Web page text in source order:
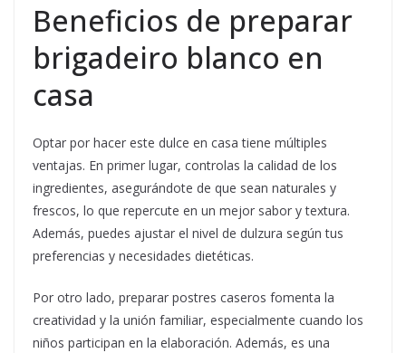
Beneficios de preparar
brigadeiro blanco en
casa
Optar por hacer este dulce en casa tiene múltiples
ventajas. En primer lugar, controlas la calidad de los
ingredientes, asegurándote de que sean naturales y
frescos, lo que repercute en un mejor sabor y textura.
Además, puedes ajustar el nivel de dulzura según tus
preferencias y necesidades dietéticas.
Por otro lado, preparar postres caseros fomenta la
creatividad y la unión familiar, especialmente cuando los
niños participan en la elaboración. Además, es una